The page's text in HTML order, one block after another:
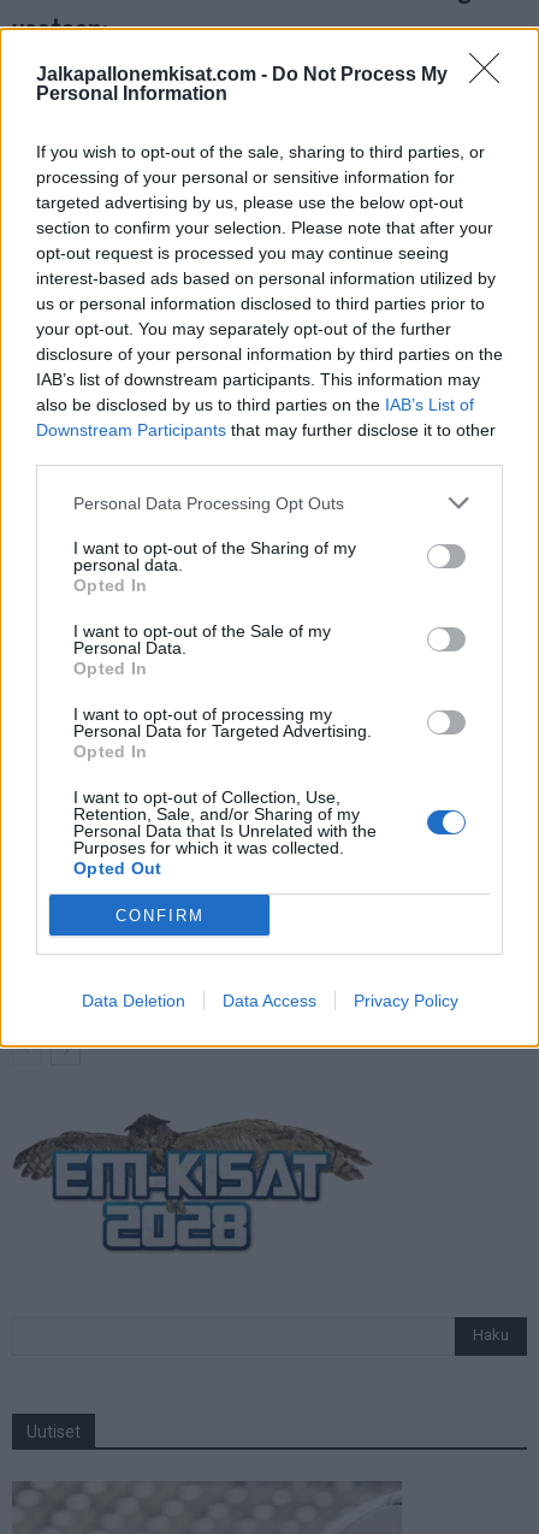
Jalkapallonemkisat.com - Do Not Process My
Personal Information
If you wish to opt-out of the sale, sharing to third parties, or
processing of your personal or sensitive information for
targeted advertising by us, please use the below opt-out
section to confirm your selection. Please note that after your
opt-out request is processed you may continue seeing
interest-based ads based on personal information utilized by
us or personal information disclosed to third parties prior to
your opt-out. You may separately opt-out of the further
disclosure of your personal information by third parties on the
IAB’s list of downstream participants. This information may
also be disclosed by us to third parties on the IAB’s List of
Downstream Participants that may further disclose it to other
Personal Data Processing Opt Outs
I want to opt-out of the Sharing of my
personal data.
Opted In
I want to opt-out of the Sale of my
Personal Data.
Opted In
I want to opt-out of processing my
Personal Data for Targeted Advertising.
Opted In
I want to opt-out of Collection, Use,
Retention, Sale, and/or Sharing of my
Personal Data that Is Unrelated with the
Purposes for which it was collected.
Opted Out
CONFIRM
Data Deletion Data Access Privacy Policy
vastaan:
https://twitter.com/OptusSport/status/18045553022365537
Katso myös: Karmaiseva moka – järjestysmies lanasi
Portugalin Goncalo Ramosin pelin jälkeen
Edellinen artikkeli
Karmaiseva moka –
Goncalo Ramosin pelin jälkeen
Seuraava artikkeli
Vihje EM-kisoihin: Kroatia – Italia
LIITTYVÄT ARTIKKELIT LISÄÄ TEKIJÄLTÄ
todellinen jalkapallokommentaattorin
analyysi
Suomi-Hollanti näkyy ilmaiseksi TV:stä –
näin katsot ottelun
Jalkapallon U21 EM-kisat 2025 – tässä
otteluohjelma ja Suomen joukkue
Uutiset